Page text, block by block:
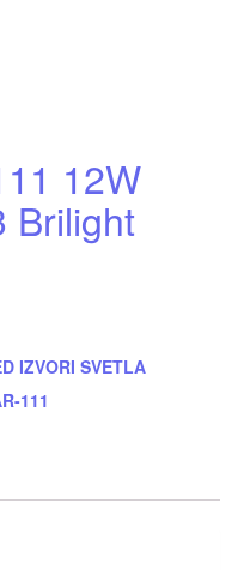
12W
Brilight
IZVORI SVETLA
111